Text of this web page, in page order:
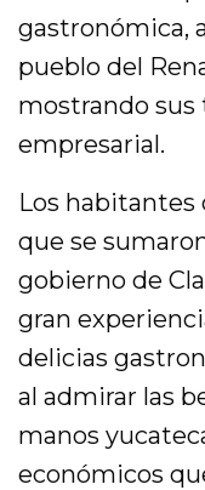
gastronómica,
pueblo del
mostrando
empresarial.
Los habitantes
que se
gobierno de
gran
delicias
al admirar las
manos
económicos